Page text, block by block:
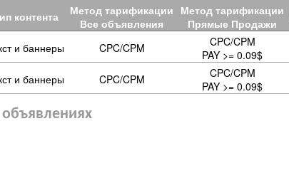
контента
Метод тарификации
Все объявления
Метод тарификации
Прямые Продажи
и баннеры CPC/CPM
CPC/CPM
PAY >= 0.09$
и баннеры CPC/CPM
CPC/CPM
PAY >= 0.09$